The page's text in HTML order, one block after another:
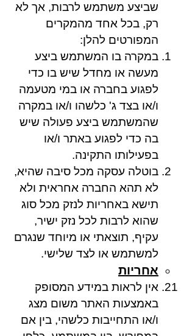
שביצע משתמש לרבות, אך לא
רק, בכל אחד מהמקרים
המפורטים להלן:
במקרה בו המשתמש ביצע
מעשה או מחדל שיש בו כדי
לפגוע בחברה או במי מטעמה
ו/או בצד ג' כלשהו ו/או במקרה
שהמשתמש ביצע פעולה שיש
בה כדי לפגוע באתר ו/או
בפעילותו התקינה.
בוטלה עסקה מכל סיבה שהיא,
לא תהא החברה אחראית ולא
תישא באחריות לנזק מכל סוג
שהוא לרבות לכל נזק ישיר,
עקיף, תוצאתי או מיוחד שנגרם
למשתמש או לצד שלישי.
אחריות
אין לראות במידע המסופק
באמצעות האתר משום מצג
ו/או התחייבות כלשהי, בין אם